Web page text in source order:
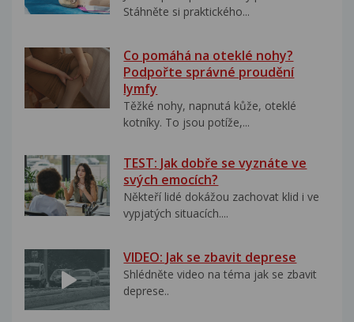
Stáhněte si praktického...
Co pomáhá na oteklé nohy?
Podpořte správné proudění
lymfy
Těžké nohy, napnutá kůže, oteklé
kotníky. To jsou potíže,...
TEST: Jak dobře se vyznáte ve
svých emocích?
Někteří lidé dokážou zachovat klid i ve
vypjatých situacích....
VIDEO: Jak se zbavit deprese
Shlédněte video na téma jak se zbavit
deprese..